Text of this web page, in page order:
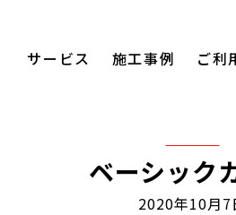
サービス 施工事例 ご利
ベーシック
2020年10月7